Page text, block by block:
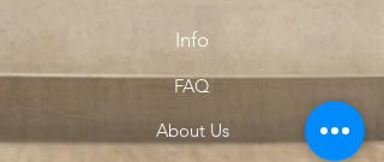
Info
FAQ
About Us